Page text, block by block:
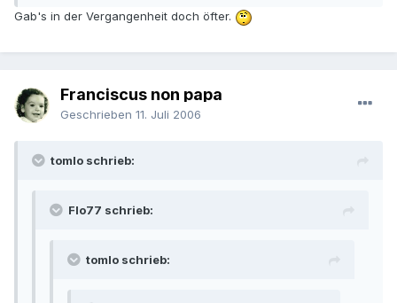
Gab's in der Vergangenheit doch öfter.
Franciscus non papa
Geschrieben 11. Juli 2006
tomlo schrieb:
Flo77 schrieb:
tomlo schrieb: